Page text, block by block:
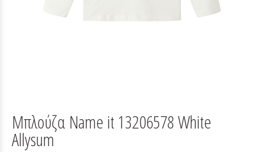
Μπλούζα Name it 13206578 White
Allysum